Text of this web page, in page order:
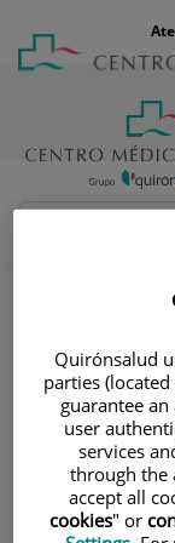
contenido
Quirónsalud
parties
guarantee
user
services
through the
accept all
cookies" or